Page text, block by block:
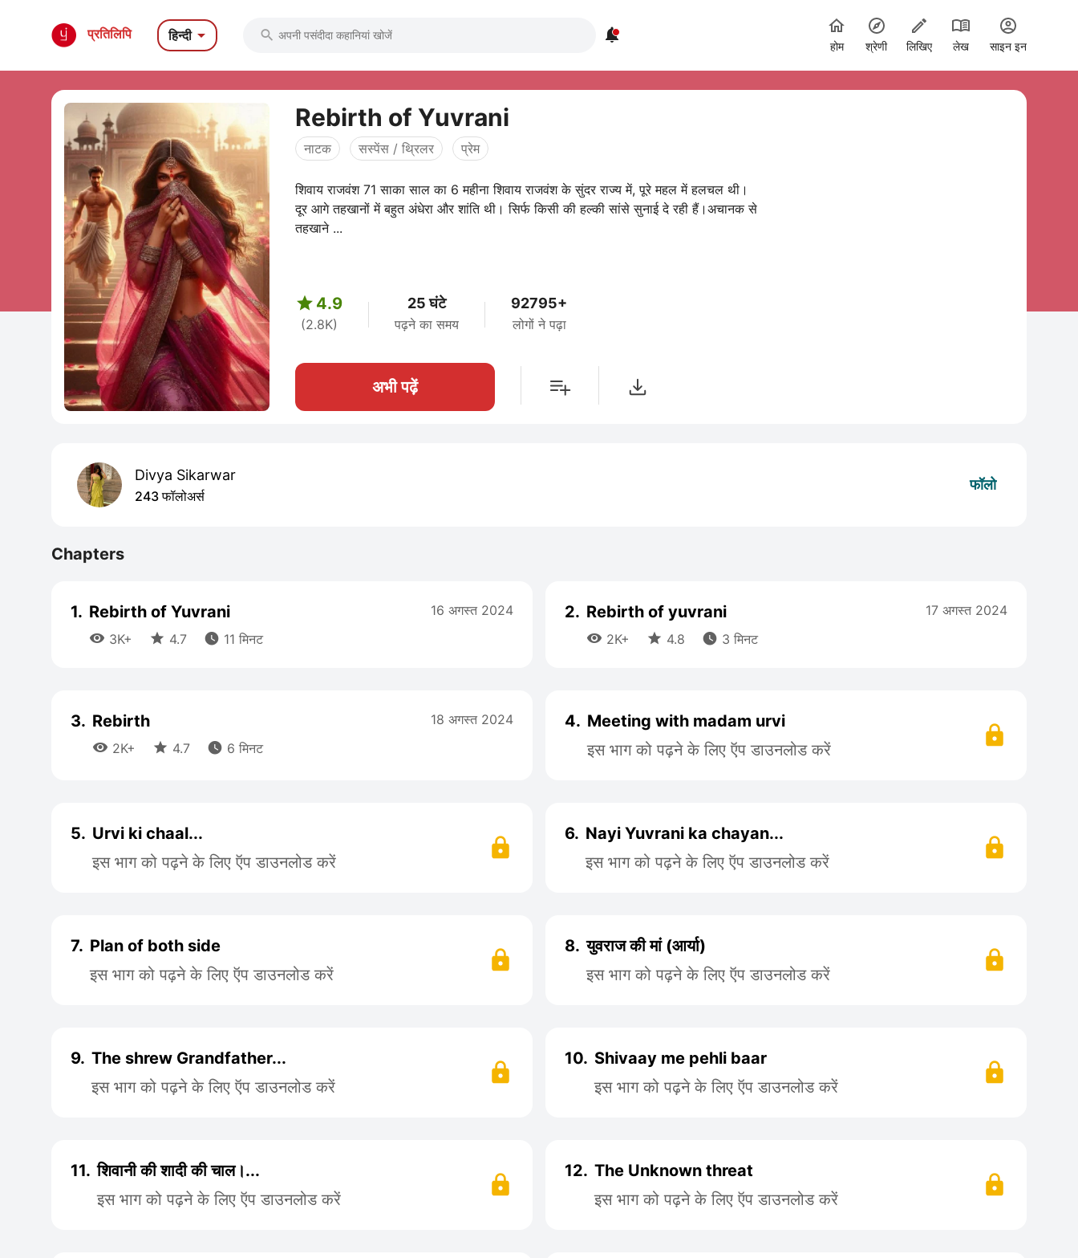
प्रतिलिपि हिन्दी  
होम श्रेणी लिखिए लेख साइन इन
Rebirth of Yuvrani
नाटक सस्पेंस / थ्रिलर प्रेम
शिवाय राजवंश 71 साका साल का 6 महीना शिवाय राजवंश के सुंदर राज्य में, पूरे महल में हलचल थी।
दूर आगे तहखानों में बहुत अंधेरा और शांति थी। सिर्फ किसी की हल्की सांसे सुनाई दे रही हैं।अचानक से
तहखाने ...
 4.9
(2.8K)
25 घंटे
पढ़ने का समय
92795+
लोगों ने पढ़ा
अभी पढ़ें
Divya Sikarwar
243 फॉलोअर्स
फॉलो
Chapters
1. Rebirth of Yuvrani
 3K+  4.7  11 मिनट
16 अगस्त 2024 2. Rebirth of yuvrani
 2K+  4.8  3 मिनट
17 अगस्त 2024
3. Rebirth
 2K+  4.7  6 मिनट
18 अगस्त 2024 4. Meeting with madam urvi
इस भाग को पढ़ने के लिए ऍप डाउनलोड करें
5. Urvi ki chaal...
इस भाग को पढ़ने के लिए ऍप डाउनलोड करें
6. Nayi Yuvrani ka chayan...
इस भाग को पढ़ने के लिए ऍप डाउनलोड करें
7. Plan of both side
इस भाग को पढ़ने के लिए ऍप डाउनलोड करें
8. युवराज की मां (आर्या)
इस भाग को पढ़ने के लिए ऍप डाउनलोड करें
9. The shrew Grandfather...
इस भाग को पढ़ने के लिए ऍप डाउनलोड करें
10. Shivaay me pehli baar
इस भाग को पढ़ने के लिए ऍप डाउनलोड करें
11. शिवानी की शादी की चाल।...
इस भाग को पढ़ने के लिए ऍप डाउनलोड करें
12. The Unknown threat
इस भाग को पढ़ने के लिए ऍप डाउनलोड करें